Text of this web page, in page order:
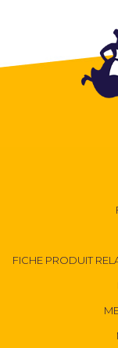
FICHE PRODUIT